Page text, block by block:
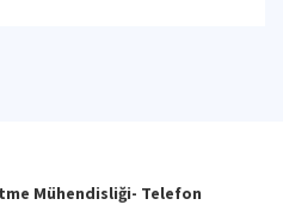
Mühendisliği- Telefon